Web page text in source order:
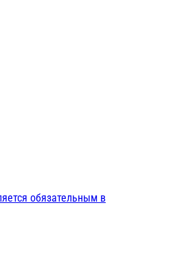
обязательным в